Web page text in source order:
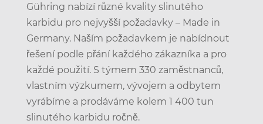
Gühring nabízí různé kvality slinutého
karbidu pro nejvyšší požadavky – Made in
Germany. Naším požadavkem je nabídnout
řešení podle přání každého zákazníka a pro
každé použití. S týmem 330 zaměstnanců,
vlastním výzkumem, vývojem a odbytem
vyrábíme a prodáváme kolem 1 400 tun
slinutého karbidu ročně.